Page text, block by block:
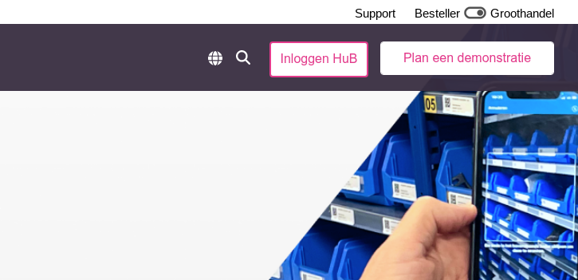
Support Besteller Groothandel